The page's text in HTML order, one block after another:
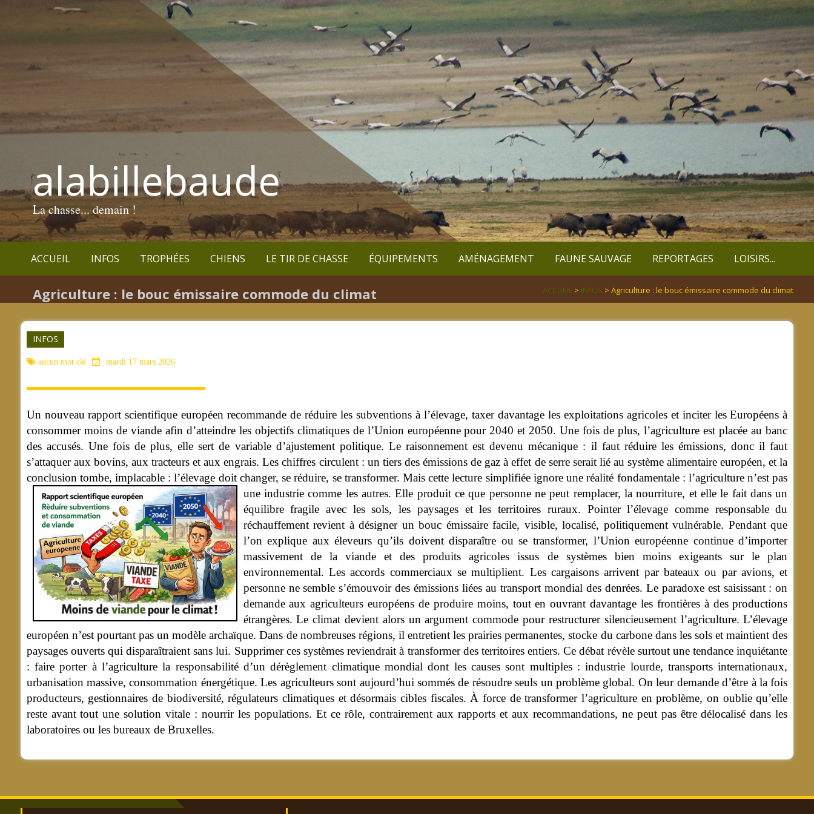
alabillebaude
La chasse... demain !
ACCUEIL INFOS TROPHÉES CHIENS LE TIR DE CHASSE ÉQUIPEMENTS AMÉNAGEMENT FAUNE SAUVAGE REPORTAGES LOISIRS...
Agriculture : le bouc émissaire commode du climat ACCUEIL > INFOS > Agriculture : le bouc émissaire commode du climat
INFOS
aucun mot clé mardi 17 mars 2026
Un nouveau rapport scientifique européen recommande de réduire les subventions à l’élevage, taxer davantage les exploitations agricoles et inciter les Européens à
consommer moins de viande afin d’atteindre les objectifs climatiques de l’Union européenne pour 2040 et 2050. Une fois de plus, l’agriculture est placée au banc
des accusés. Une fois de plus, elle sert de variable d’ajustement politique. Le raisonnement est devenu mécanique : il faut réduire les émissions, donc il faut
s’attaquer aux bovins, aux tracteurs et aux engrais. Les chiffres circulent : un tiers des émissions de gaz à effet de serre serait lié au système alimentaire européen, et la
conclusion tombe, implacable : l’élevage doit changer, se réduire, se transformer. Mais cette lecture simplifiée ignore une réalité fondamentale : l’agriculture n’est pas
une industrie comme les autres.Elle produit ce que personne ne peut remplacer, la nourriture, et elle le fait dans un
équilibre fragile avec les sols, les paysages et les territoires ruraux. Pointer l’élevage comme responsable du
réchauffement revient à désigner un bouc émissaire facile, visible, localisé, politiquement vulnérable. Pendant que
l’on explique aux éleveurs qu’ils doivent disparaître ou se transformer, l’Union européenne continue d’importer
massivement de la viande et des produits agricoles issus de systèmes bien moins exigeants sur le plan
environnemental. Les accords commerciaux se multiplient. Les cargaisons arrivent par bateaux ou par avions, et
personne ne semble s’émouvoir des émissions liées au transport mondial des denrées. Le paradoxe est saisissant : on
demande aux agriculteurs européens de produire moins, tout en ouvrant davantage les frontières à des productions
étrangères. Le climat devient alors un argument commode pour restructurer silencieusement l’agriculture. L’élevage
européen n’est pourtant pas un modèle archaïque. Dans de nombreuses régions, il entretient les prairies permanentes, stocke du carbone dans les sols et maintient des
paysages ouverts qui disparaîtraient sans lui. Supprimer ces systèmes reviendrait à transformer des territoires entiers. Ce débat révèle surtout une tendance inquiétante
: faire porter à l’agriculture la responsabilité d’un dérèglement climatique mondial dont les causes sont multiples : industrie lourde, transports internationaux,
urbanisation massive, consommation énergétique. Les agriculteurs sont aujourd’hui sommés de résoudre seuls un problème global. On leur demande d’être à la fois
producteurs, gestionnaires de biodiversité, régulateurs climatiques et désormais cibles fiscales. À force de transformer l’agriculture en problème, on oublie qu’elle
reste avant tout une solution vitale : nourrir les populations. Et ce rôle, contrairement aux rapports et aux recommandations, ne peut pas être délocalisé dans les
laboratoires ou les bureaux de Bruxelles.